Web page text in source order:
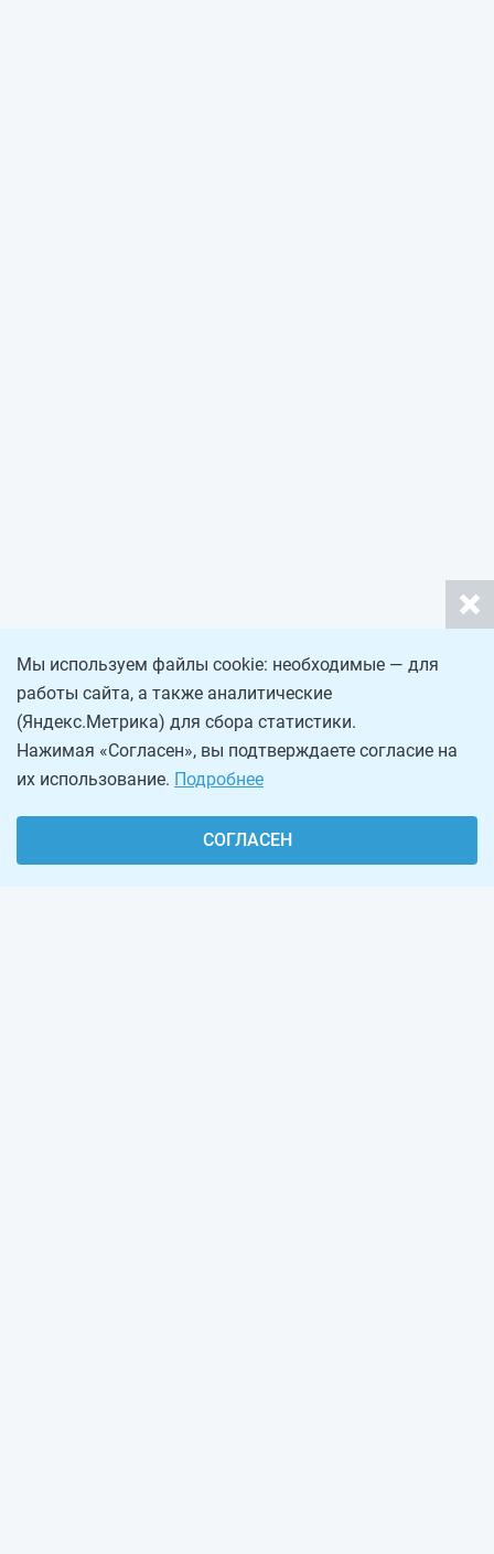
Мы используем файлы cookie: необходимые — для
работы сайта, а также аналитические
(Яндекс.Метрика) для сбора статистики.
Нажимая «Согласен», вы подтверждаете согласие на
их использование. Подробнее
СОГЛАСЕН